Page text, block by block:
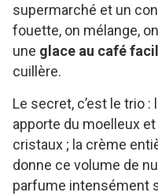
supermarché et un
fouette, on mélange,
une glace au café
cuillère.
Le secret, c’est le trio :
apporte du moelleux
cristaux ; la crème
donne ce volume de
parfume intensément